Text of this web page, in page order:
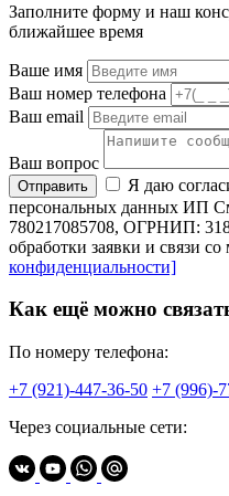
Заполните форму и наш
ближайшее время
Ваше имя
Ваш номер телефона
Ваш email
Ваш вопрос
Отправить
Я даю
персональных данных ИП
780217085708, ОГРНИП:
обработки заявки и связи
конфиденциальности]
Как ещё можно
По номеру телефона:
+7 (921)-447-36-50 +7 (996)-
Через социальные сети: